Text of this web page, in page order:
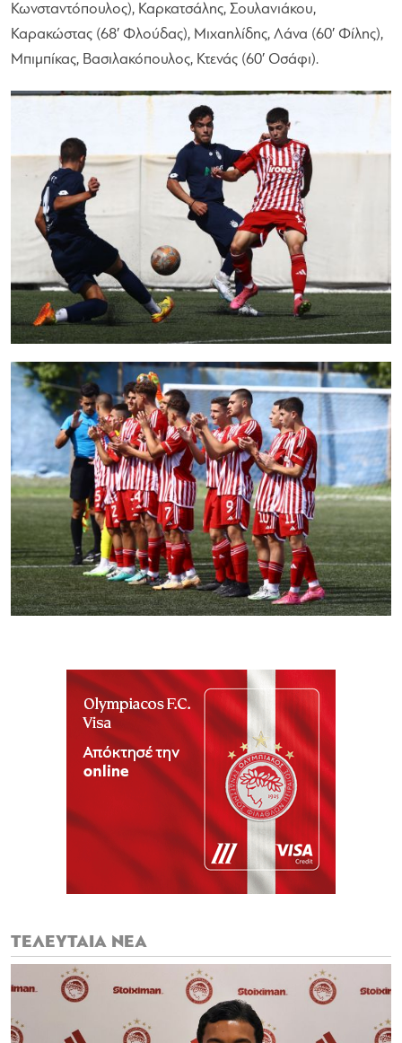
Κωνσταντόπουλος), Καρκατσάλης, Σουλανιάκου,
Καρακώστας (68′ Φλούδας), Μιχαηλίδης, Λάνα (60′ Φίλης),
Μπιμπίκας, Βασιλακόπουλος, Κτενάς (60′ Οσάφι).
ΤΕΛΕΥΤΑΙΑ ΝΕΑ